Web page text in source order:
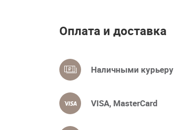
Оплата и доставка
Наличными курьеру
VISA, MasterCard